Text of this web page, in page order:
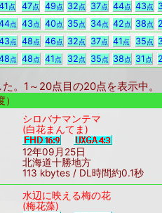
点 47点 49点 32点 37点 44点 43点
点 43点 40点 35点 34点 42点 38点
点 48点 46点 32点 37点 41点 35点
点 48点 41点 32点 35点 38点 31点
た。1～20点目の20点を表示
シロバナマンテマ
(白花まんてま)
12年09月25日
北海道十勝地方
113 kbytes / DL時間約0.1秒
水辺に映える梅の花
(梅花藻)